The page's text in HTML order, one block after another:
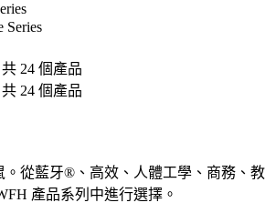
Series
24 個產品
24 個產品
。從藍牙®、高效、人體工學、商務、教
產品系列中進行選擇。